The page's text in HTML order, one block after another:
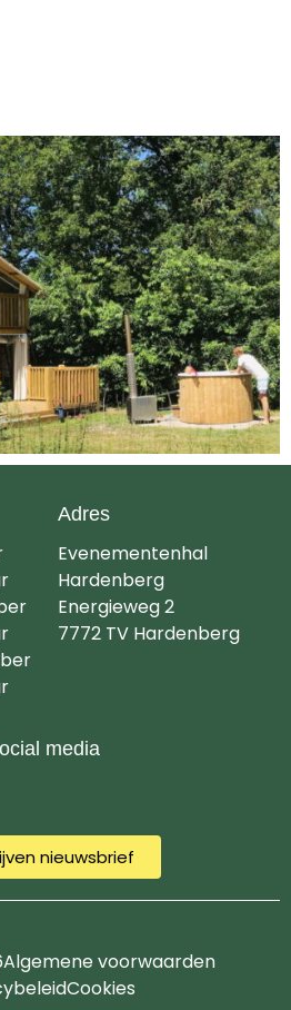
Adres
Evenementenhal
Hardenberg
Energieweg 2
7772 TV Hardenberg
media
nieuwsbrief
Algemene voorwaarden
Cookies